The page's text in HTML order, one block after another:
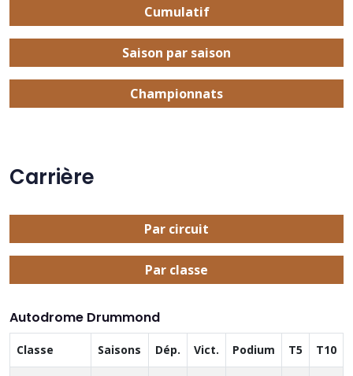
Cumulatif
Saison par saison
Championnats
Carrière
Par circuit
Par classe
Autodrome Drummond
Classe Saisons Dép. Vict. Podium T5 T10